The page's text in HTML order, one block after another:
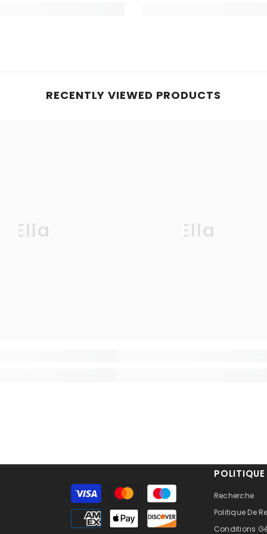
RECENTLY VIEWED PRODUCTS
Ella Ella
Moyens
de
paiement
POLITIQUE
Recherche
Politique De
Conditions